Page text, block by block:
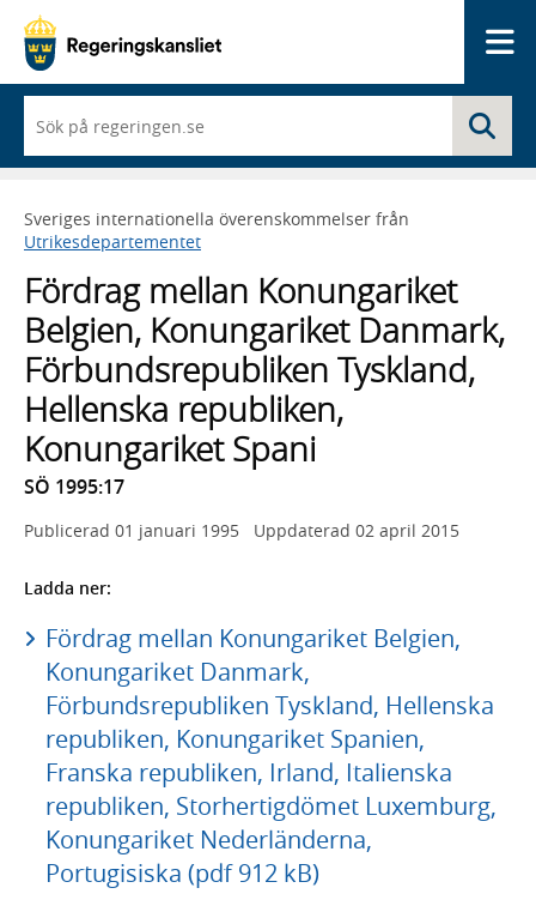
du
börjar
skriva
framträder
en
med
sökförslag
Sveriges internationella överenskommelser från
Utrikesdepartementet
Fördrag mellan Konungariket
Belgien, Konungariket Danmark,
Förbundsrepubliken Tyskland,
Hellenska republiken,
Konungariket Spani
SÖ 1995:17
Publicerad 01 januari 1995 Uppdaterad 02 april 2015
Ladda ner:
Fördrag mellan Konungariket Belgien,
Konungariket Danmark,
Förbundsrepubliken Tyskland, Hellenska
republiken, Konungariket Spanien,
Franska republiken, Irland, Italienska
republiken, Storhertigdömet Luxemburg,
Konungariket Nederländerna,
Portugisiska (pdf 912 kB)